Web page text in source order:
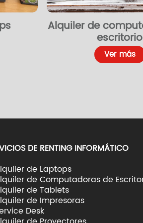
Alquiler de
escritorio
Ver más
DE RENTING INFORMÁTICO
de Laptops
de Computadoras de
de Tablets
de Impresoras
Desk